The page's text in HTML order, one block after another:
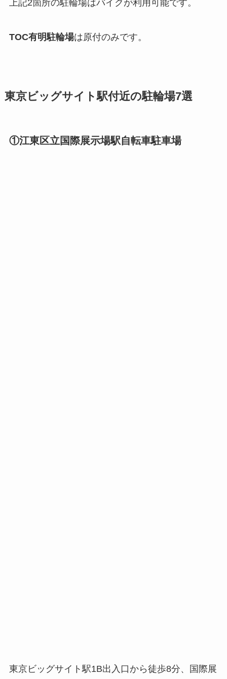
上記2箇所の駐輪場はバイクが利用可能です。
TOC有明駐輪場は原付のみです。
東京ビッグサイト駅付近の駐輪場7選
①江東区立国際展示場駅自転車駐車場
東京ビッグサイト駅1B出入口から徒歩8分、国際展